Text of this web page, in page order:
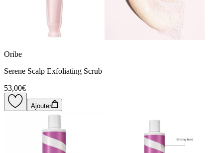
Oribe
Serene Scalp Exfoliating Scrub
53,00€
Ajouter